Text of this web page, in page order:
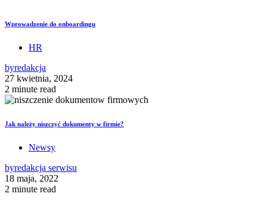
Wprowadzenie do onboardingu
HR
byredakcja
27 kwietnia, 2024
2 minute read
Jak należy niszczyć dokumenty w firmie?
Newsy
byredakcja serwisu
18 maja, 2022
2 minute read